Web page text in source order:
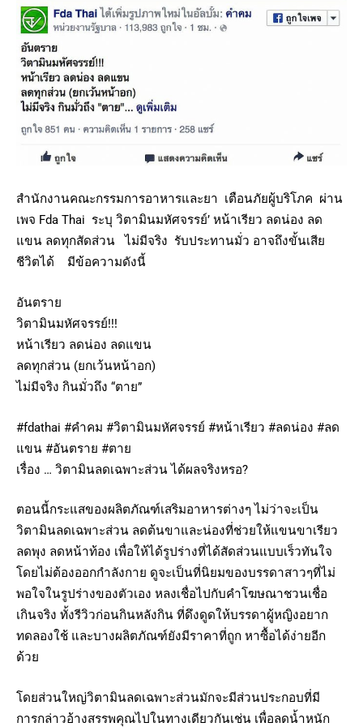
สำนักงานคณะกรรมการอาหารและยา เตือนภัยผู้บริโภค ผ่าน
เพจ Fda Thai ระบุ วิตามินมหัศจรรย์’ หน้าเรียว ลดน่อง ลด
แขน ลดทุกสัดส่วน ไม่มีจริง รับประทานมั่ว อาจถึงขั้นเสีย
ชีวิตได้ มีข้อความดังนี้
อันตราย
วิตามินมหัศจรรย์!!!
หน้าเรียว ลดน่อง ลดแขน
ลดทุกส่วน (ยกเว้นหน้าอก)
ไม่มีจริง กินมั่วถึง “ตาย”
‪#‎fdathai‬ ‪#‎คำคม‬ ‪#‎วิตามินมหัศจรรย์‬ ‪#‎หน้าเรียว‬ ‪#‎ลดน่อง‬ ‪#‎ลด
แขน‬ ‪#‎อันตราย‬ ‪#‎ตาย‬
เรื่อง … วิตามินลดเฉพาะส่วน ได้ผลจริงหรอ?
ตอนนี้กระแสของผลิตภัณฑ์เสริมอาหารต่างๆ ไม่ว่าจะเป็น
วิตามินลดเฉพาะส่วน ลดต้นขาและน่องที่ช่วยให้แขนขาเรียว
ลดพุง ลดหน้าท้อง เพื่อให้ได้รูปร่างที่ได้สัดส่วนแบบเร็วทันใจ
โดยไม่ต้องออกกำลังกาย ดูจะเป็นที่นิยมของบรรดาสาวๆที่ไม่
พอใจในรูปร่างของตัวเอง หลงเชื่อไปกับคำโฆษณาชวนเชื่อ
เกินจริง ทั้งรีวิวก่อนกินหลังกิน ที่ดึงดูดให้บรรดาผู้หญิงอยาก
ทดลองใช้ และบางผลิตภัณฑ์ยังมีราคาที่ถูก หาซื้อได้ง่ายอีก
ด้วย
โดยส่วนใหญ่วิตามินลดเฉพาะส่วนมักจะมีส่วนประกอบที่มี
การกล่าวอ้างสรรพคุณไปในทางเดียวกันเช่น เพื่อลดน้ำหนัก